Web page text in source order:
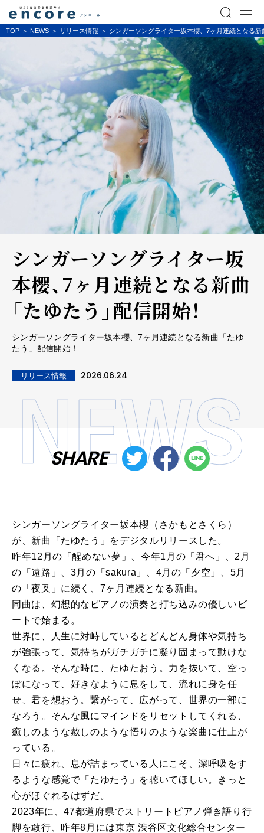
TOP NEWS リリース情報 シンガーソングライター坂本櫻、7ヶ月連続となる
シンガーソングライター坂
本櫻、7ヶ月連続となる新曲
「たゆたう」配信開始！
シンガーソングライター坂本櫻、7ヶ月連続となる新曲「たゆ
たう」配信開始！
リリース情報 2026.06.24
SHARE
シンガー ソングライター坂本櫻 （さかも と さくら）
が、 新曲 「 たゆたう 」をデジタルリリースした。
昨年12月の「醒めない夢」、今年1月の「君へ」、2月
の「遠路」、3月の「sakura」、4月の「夕空」、5月
の「夜叉」に続く、 7ヶ月 連続と なる 新曲 。
同曲は、 幻想的なピアノの演奏 と 打ち込みの優しいビ
ートで始まる。
世界に、人生に対峙している と どんどん身体や気持ち
が強張って、 気持ちがガチガチに凝り固まって動けな
く なる 。そんな時に、 たゆたおう。力を抜いて、空っ
ぽになって、 好きなように息をして、流れに身を任
せ、君を想おう。繋がって、 広がって、世界の一部に
なろう。 そんな風にマインドをリセットしてくれる、
癒しのような赦しのような悟りのような楽曲に仕上が
っている。
日々に疲れ、息が詰まっている人にこそ、深呼吸をす
るような感覚で「 たゆたう 」を聴いてほしい。 きっ と
心がほぐれるはずだ。
2023年に、47都道府県でストリートピアノ弾き語り行
脚を敢行、 昨年8月には東京 渋谷区文化総合センター